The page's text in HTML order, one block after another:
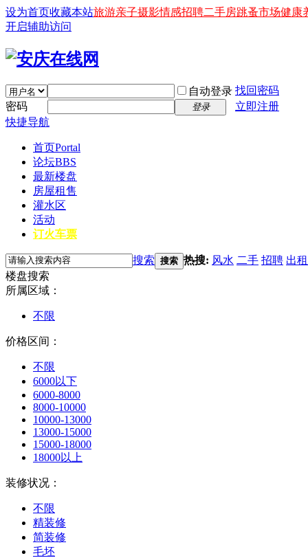
设为首页收藏本站旅游亲子摄影情感招聘二手房跳蚤市场健康
开启辅助访问
自动登录 找回密码
密码
登录
立即注册
快捷导航
首页Portal
论坛BBS
最新楼盘
房屋租售
灌水区
活动
订火车票
搜索 搜索 热搜: 风水 二手 招聘 出租
楼盘搜索
所属区域：
不限
价格区间：
不限
6000以下
6000-8000
8000-10000
10000-13000
13000-15000
15000-18000
18000以上
装修状况：
不限
精装修
简装修
毛坯